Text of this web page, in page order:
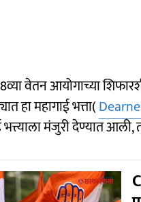
वेतन आयोगाच्या
हा महागाई भत्ता(
भत्त्याला मंजुरी देण्यात